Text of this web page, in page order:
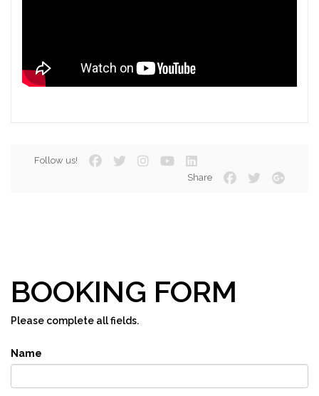
Follow us!
Share
BOOKING FORM
Please complete all fields.
Name